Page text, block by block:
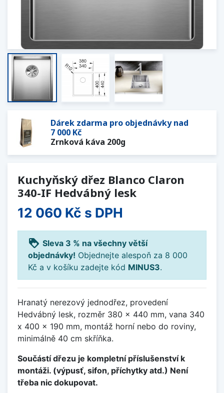
Dárek zdarma pro objednávky nad
7 000 Kč
Zrnková káva 200g
Kuchyňský dřez Blanco Claron
340-IF Hedvábný lesk
12 060 Kč s DPH
loyalty Sleva 3 % na všechny větší
objednávky! Objednejte alespoň za 8 000
Kč a v košíku zadejte kód MINUS3.
Hranatý nerezový jednodřez, provedení
Hedvábný lesk, rozměr 380 x 440 mm, vana 340
x 400 x 190 mm, montáž horní nebo do roviny,
minimálně 40 cm skříňka.
Součástí dřezu je kompletní příslušenství k
montáži. (výpusť, sifon, příchytky atd.) Není
třeba nic dokupovat.